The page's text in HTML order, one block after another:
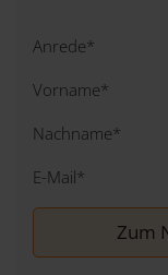
Anrede*
Vorname*
Nachname*
E-Mail*